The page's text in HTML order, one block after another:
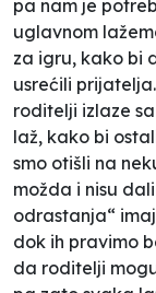
pa nam je
uglavnom
za igru, kako bi
usrećili
roditelji izlaze
laž, kako bi
smo otišli na
možda i nisu
odrastanja“
dok ih pravimo
da roditelji